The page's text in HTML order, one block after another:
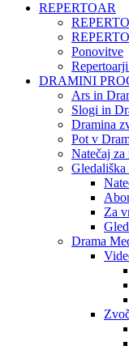
REPERTOAR
Ponovitve
DRAMINI
Ars in
Slogi in
Dramina
Pot v
Natečaj
Gledališka
Za
Drama